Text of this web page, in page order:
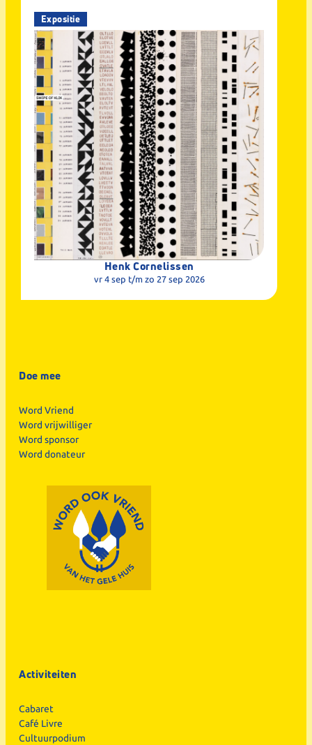
Expositie
Henk Cornelissen
vr 4 sep t/m zo 27 sep 2026
Doe mee
Word Vriend
Word vrijwilliger
Word sponsor
Word donateur
Activiteiten
Cabaret
Café Livre
Cultuurpodium